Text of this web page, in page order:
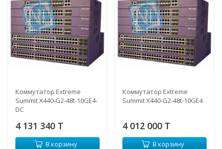
Коммутатор Extreme
Summit X440-G2-48t-10GE4-
DC
4 131 340 T
В корзину
Коммутатор Extreme
Summit X440-G2-48t-10GE4
4 012 000 T
В корзину